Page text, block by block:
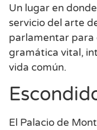
Un lugar en
servicio del arte
parlamentar para
gramática vital,
vida común.
El Palacio de